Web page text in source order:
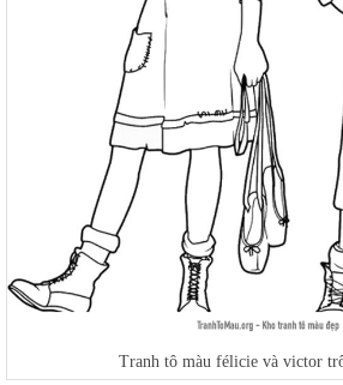
Tranh tô màu félicie và victor